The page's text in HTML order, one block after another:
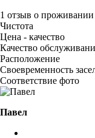
1 отзыв о проживании
Чистота
Цена - качество
Качество
Расположение
Своевременность
Соответствие фото
Павел